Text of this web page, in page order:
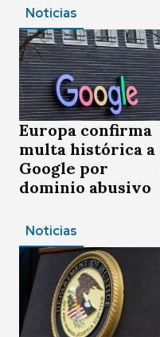
Noticias
Europa confirma
multa histórica a
Google por
dominio abusivo
Noticias